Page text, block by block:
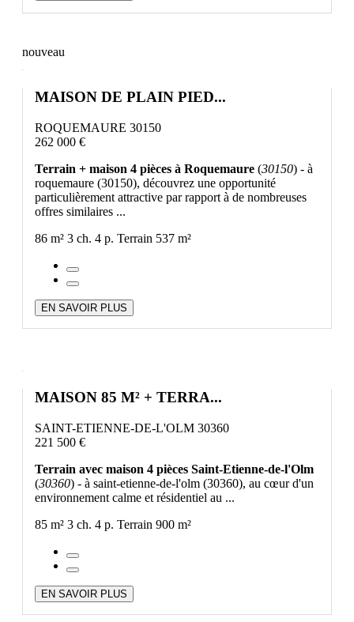
nouveau
MAISON DE PLAIN PIED...
ROQUEMAURE 30150
262 000 €
Terrain + maison 4 pièces à Roquemaure (30150) - à
roquemaure (30150), découvrez une opportunité
particulièrement attractive par rapport à de nombreuses
offres similaires ...
86 m² 3 ch. 4 p. Terrain 537 m²
EN SAVOIR PLUS
MAISON 85 M² + TERRA...
SAINT-ETIENNE-DE-L'OLM 30360
221 500 €
Terrain avec maison 4 pièces Saint-Etienne-de-l'Olm
(30360) - à saint-etienne-de-l'olm (30360), au cœur d'un
environnement calme et résidentiel au ...
85 m² 3 ch. 4 p. Terrain 900 m²
EN SAVOIR PLUS